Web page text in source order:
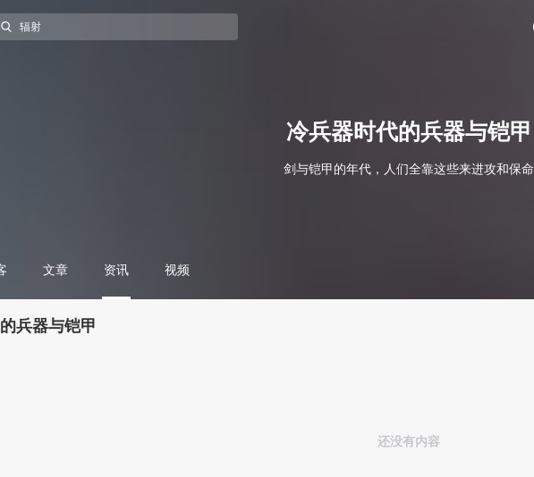
冷兵器时代的兵器与铠甲
剑与铠甲的年代，人们全靠这些来进攻和保命
文章 资讯 视频
兵器与铠甲
还没有内容